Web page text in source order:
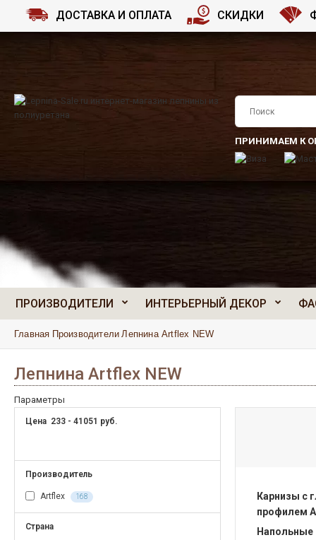
ДОСТАВКА И ОПЛАТА СКИДКИ
ПРИНИМАЕМ К
ПРОИЗВОДИТЕЛИ ИНТЕРЬЕРНЫЙ ДЕКОР
Главная Производители Лепнина Artflex NEW
Лепнина Artflex NEW
Параметры
Цена 233 - 41051 руб.
Производитель
Artflex 168
Страна
Карнизы с
профилем
Напольные